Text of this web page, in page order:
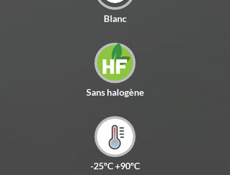
Blanc
Sans halogène
-25ºC +90ºC